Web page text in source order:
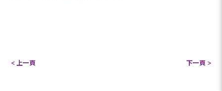
< 上一頁 下一頁 >